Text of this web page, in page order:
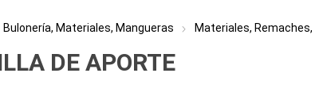
Bulonería, Materiales, Mangueras Materiales,
DE APORTE